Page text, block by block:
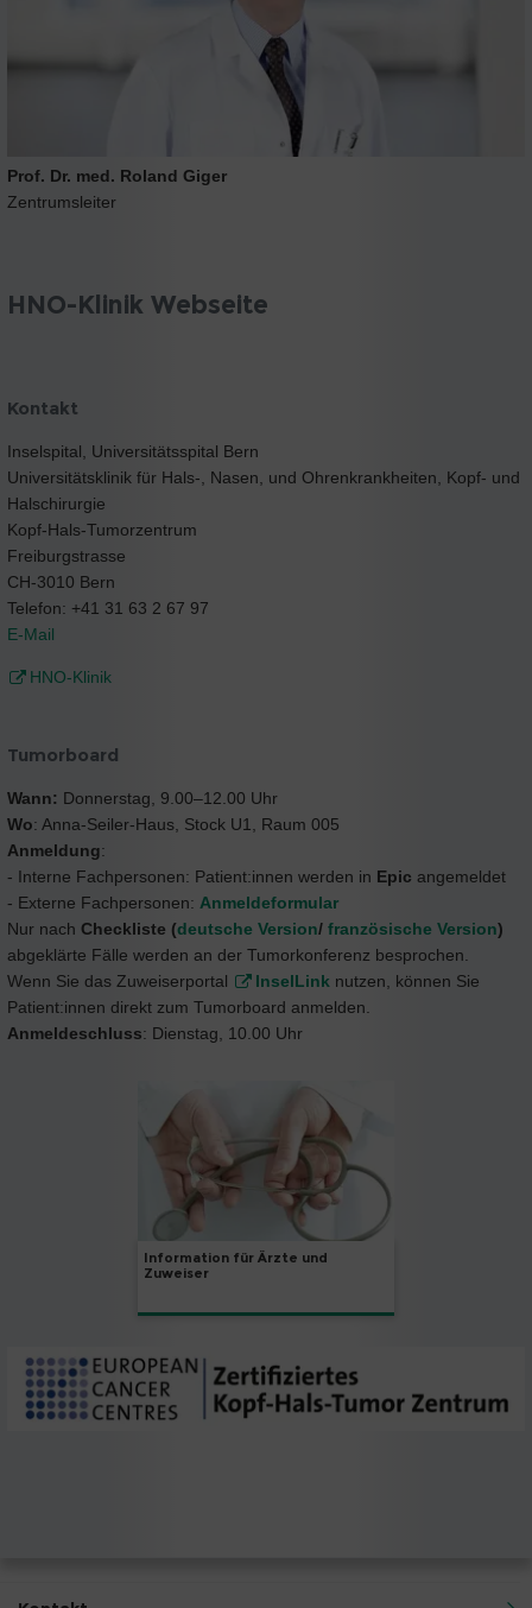
Prof. Dr. med. Roland Giger
Zentrumsleiter
HNO-Klinik Webseite
Kontakt
Inselspital, Universitätsspital Bern
Universitätsklinik für Hals-, Nasen, und Ohrenkrankheiten, Kopf- und
Halschirurgie
Kopf-Hals-Tumorzentrum
Freiburgstrasse
CH-3010 Bern
Telefon: +41 31 63 2 67 97
E-Mail
HNO-Klinik
Tumorboard
Wann: Donnerstag, 9.00–12.00 Uhr
Wo: Anna-Seiler-Haus, Stock U1, Raum 005
Anmeldung:
- Interne Fachpersonen: Patient:innen werden in Epic angemeldet
- Externe Fachpersonen: Anmeldeformular
Nur nach Checkliste (deutsche Version/ französische Version)
abgeklärte Fälle werden an der Tumorkonferenz besprochen.
Wenn Sie das Zuweiserportal
InselLink nutzen, können Sie
Patient:innen direkt zum Tumorboard anmelden.
Anmeldeschluss: Dienstag, 10.00 Uhr
Information für Ärzte und
Zuweiser